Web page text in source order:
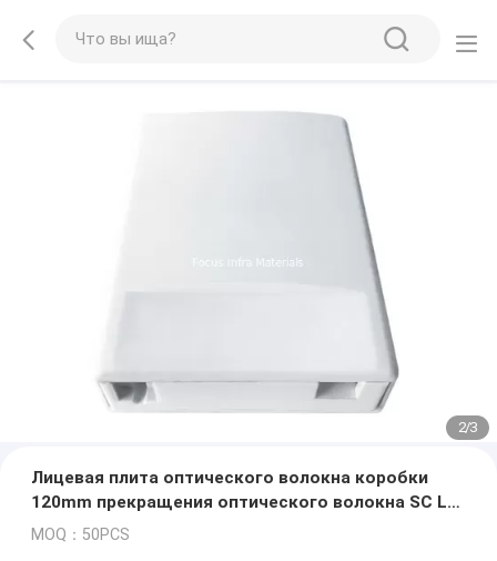
2/3
Лицевая плита оптического волокна коробки
120mm прекращения оптического волокна SC LC
ABS
MOQ：50PCS